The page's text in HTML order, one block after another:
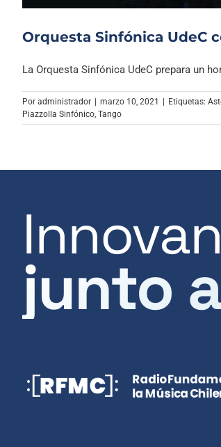
Orquesta Sinfónica UdeC
La Orquesta Sinfónica UdeC prepara un
Por administrador marzo 10, 2021 Etiquetas:
Piazzolla Sinfónico, Tango
junto